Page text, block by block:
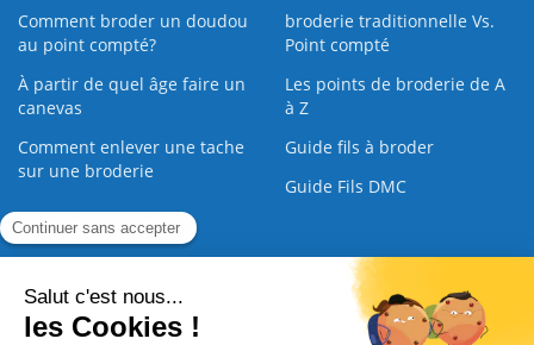
Comment broder un doudou
au point compté?
broderie traditionnelle Vs.
Point compté
À partir de quel âge faire un
canevas
Les points de broderie de A
à Z
Comment enlever une tache
sur une broderie
Guide fils à broder
Guide Fils DMC
Guide de la Broderie